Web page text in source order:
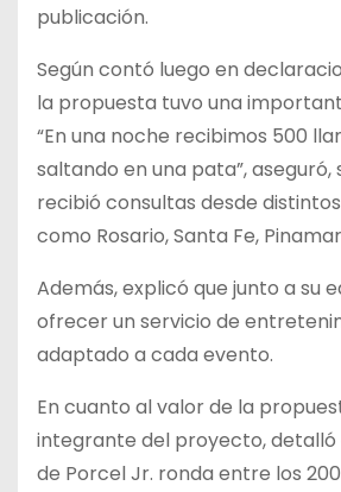
publicación.
Según contó luego en
la propuesta tuvo una
“En una noche recibimos 500
saltando en una pata”, aseguró,
recibió consultas desde
como Rosario, Santa Fe,
Además, explicó que junto a su
ofrecer un servicio de
adaptado a cada evento.
En cuanto al valor de la
integrante del proyecto, detalló
de Porcel Jr. ronda entre los